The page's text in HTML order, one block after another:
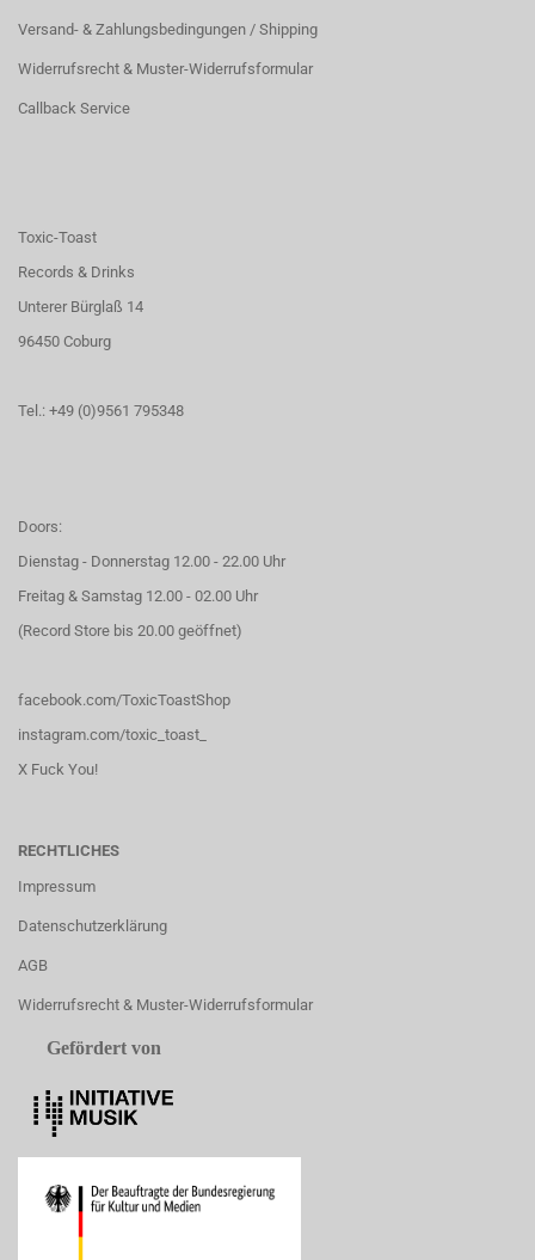
Versand- & Zahlungsbedingungen / Shipping
Widerrufsrecht & Muster-Widerrufsformular
Callback Service
Toxic-Toast
Records & Drinks
Unterer Bürglaß 14
96450 Coburg
Tel.: +49 (0)9561 795348
Doors:
Dienstag - Donnerstag 12.00 - 22.00 Uhr
Freitag & Samstag 12.00 - 02.00 Uhr
(Record Store bis 20.00 geöffnet)
facebook.com/ToxicToastShop
instagram.com/toxic_toast_
X Fuck You!
RECHTLICHES
Impressum
Datenschutzerklärung
AGB
Widerrufsrecht & Muster-Widerrufsformular
Gefördert von